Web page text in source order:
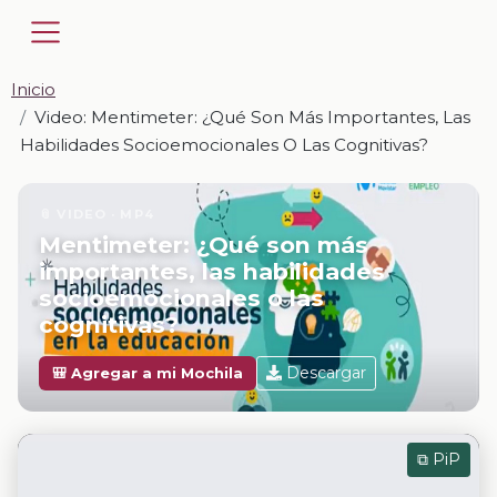
Inicio
Video: Mentimeter: ¿Qué Son Más Importantes, Las
Habilidades Socioemocionales O Las Cognitivas?
Mentimeter: ¿Qué son más
importantes, las habilidades
socioemocionales o las
cognitivas?
🎒 Agregar a mi Mochila Descargar
⧉ PiP